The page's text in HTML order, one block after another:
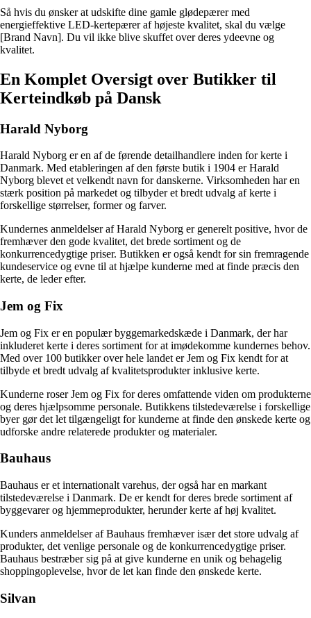
Så hvis du ønsker at udskifte dine gamle glødepærer med
energieffektive LED-kertepærer af højeste kvalitet, skal du vælge
[Brand Navn]. Du vil ikke blive skuffet over deres ydeevne og
kvalitet.
En Komplet Oversigt over Butikker til
Kerteindkøb på Dansk
Harald Nyborg
Harald Nyborg er en af de førende detailhandlere inden for kerte i
Danmark. Med etableringen af den første butik i 1904 er Harald
Nyborg blevet et velkendt navn for danskerne. Virksomheden har en
stærk position på markedet og tilbyder et bredt udvalg af kerte i
forskellige størrelser, former og farver.
Kundernes anmeldelser af Harald Nyborg er generelt positive, hvor de
fremhæver den gode kvalitet, det brede sortiment og de
konkurrencedygtige priser. Butikken er også kendt for sin fremragende
kundeservice og evne til at hjælpe kunderne med at finde præcis den
kerte, de leder efter.
Jem og Fix
Jem og Fix er en populær byggemarkedskæde i Danmark, der har
inkluderet kerte i deres sortiment for at imødekomme kundernes behov.
Med over 100 butikker over hele landet er Jem og Fix kendt for at
tilbyde et bredt udvalg af kvalitetsprodukter inklusive kerte.
Kunderne roser Jem og Fix for deres omfattende viden om produkterne
og deres hjælpsomme personale. Butikkens tilstedeværelse i forskellige
byer gør det let tilgængeligt for kunderne at finde den ønskede kerte og
udforske andre relaterede produkter og materialer.
Bauhaus
Bauhaus er et internationalt varehus, der også har en markant
tilstedeværelse i Danmark. De er kendt for deres brede sortiment af
byggevarer og hjemmeprodukter, herunder kerte af høj kvalitet.
Kunders anmeldelser af Bauhaus fremhæver især det store udvalg af
produkter, det venlige personale og de konkurrencedygtige priser.
Bauhaus bestræber sig på at give kunderne en unik og behagelig
shoppingoplevelse, hvor de let kan finde den ønskede kerte.
Silvan